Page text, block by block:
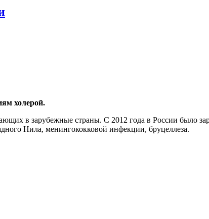
холерой.
в зарубежные страны. С 2012 года в России было
Нила, менингококковой инфекции, бруцеллеза.